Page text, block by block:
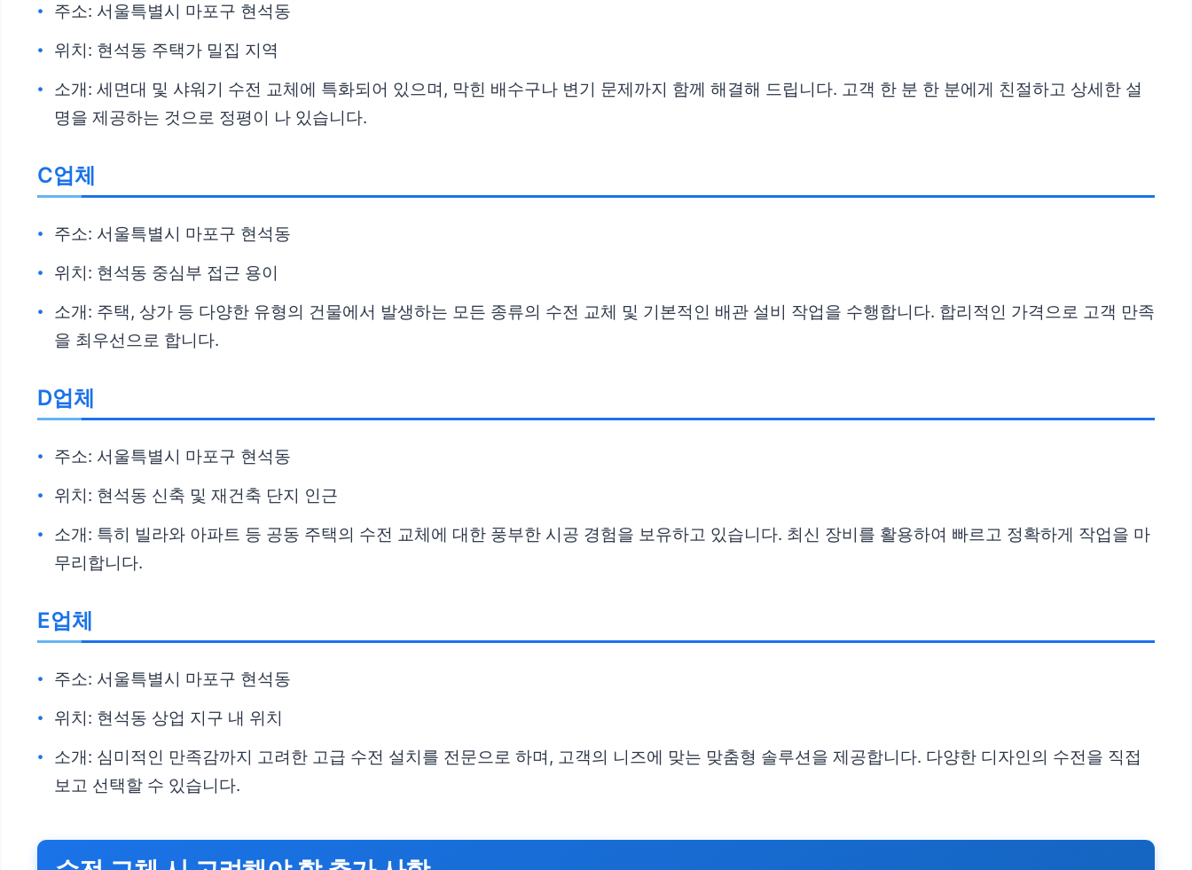
주소: 서울특별시 마포구 현석동
위치: 현석동 주택가 밀집 지역
소개: 세면대 및 샤워기 수전 교체에 특화되어 있으며, 막힌 배수구나 변기 문제까지 함께 해결해 드립니다. 고객 한 분 한 분에게 친절하고 상세한 설
명을 제공하는 것으로 정평이 나 있습니다.
C업체
주소: 서울특별시 마포구 현석동
위치: 현석동 중심부 접근 용이
소개: 주택, 상가 등 다양한 유형의 건물에서 발생하는 모든 종류의 수전 교체 및 기본적인 배관 설비 작업을 수행합니다. 합리적인 가격으로 고객 만족
을 최우선으로 합니다.
D업체
주소: 서울특별시 마포구 현석동
위치: 현석동 신축 및 재건축 단지 인근
소개: 특히 빌라와 아파트 등 공동 주택의 수전 교체에 대한 풍부한 시공 경험을 보유하고 있습니다. 최신 장비를 활용하여 빠르고 정확하게 작업을 마
무리합니다.
E업체
주소: 서울특별시 마포구 현석동
위치: 현석동 상업 지구 내 위치
소개: 심미적인 만족감까지 고려한 고급 수전 설치를 전문으로 하며, 고객의 니즈에 맞는 맞춤형 솔루션을 제공합니다. 다양한 디자인의 수전을 직접
보고 선택할 수 있습니다.